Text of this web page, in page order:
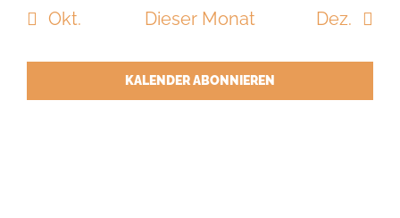
Okt. Dieser Monat Dez.
KALENDER ABONNIEREN